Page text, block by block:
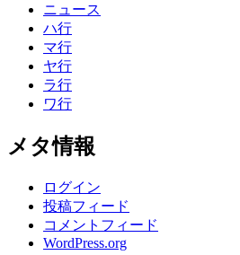
ニュース
ハ行
マ行
ヤ行
ラ行
ワ行
メタ情報
ログイン
投稿フィード
コメントフィード
WordPress.org